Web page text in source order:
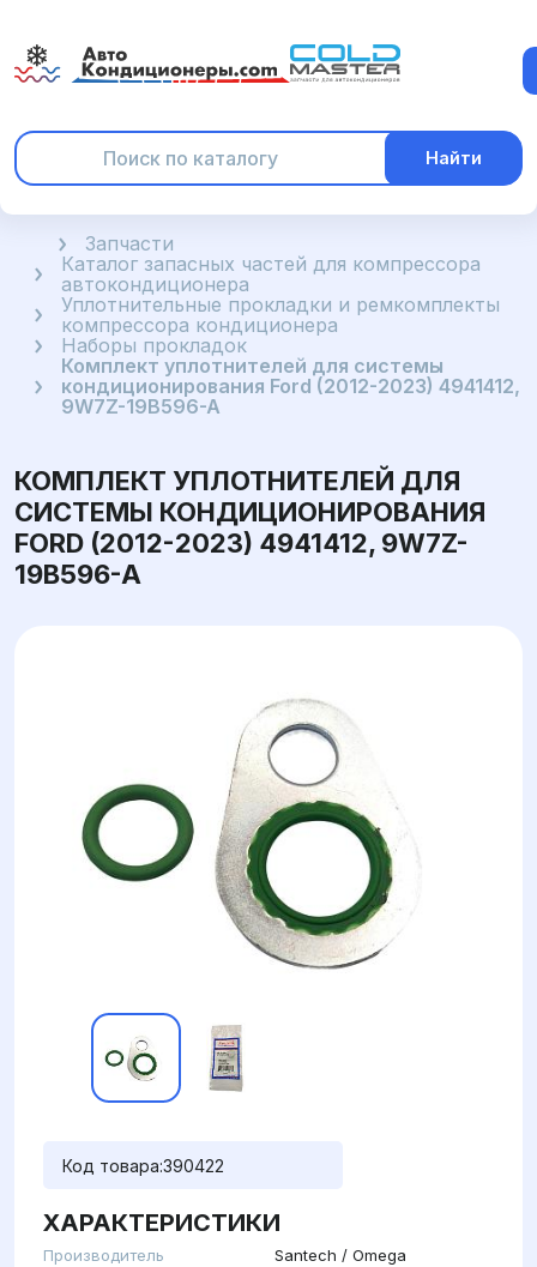
Найти
ГлавнаяЗапчасти
Каталог запасных частей для компрессора
автокондиционера
Уплотнительные прокладки и ремкомплекты
компрессора кондиционера
Наборы прокладок
Комплект уплотнителей для системы
кондиционирования Ford (2012-2023) 4941412,
9W7Z-19B596-A
КОМПЛЕКТ УПЛОТНИТЕЛЕЙ ДЛЯ
СИСТЕМЫ КОНДИЦИОНИРОВАНИЯ
FORD (2012-2023) 4941412, 9W7Z-
19B596-A
Код товара:390422
ХАРАКТЕРИСТИКИ
Производитель
Santech / Omega